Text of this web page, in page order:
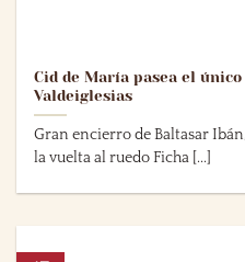
Cid de María pasea el
Valdeiglesias
Gran encierro de Baltasar
la vuelta al ruedo Ficha [...]